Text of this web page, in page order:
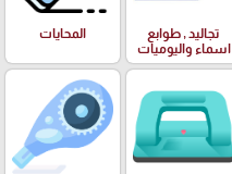
تجاليد , طوابع
اسماء واليوميات
المحايات